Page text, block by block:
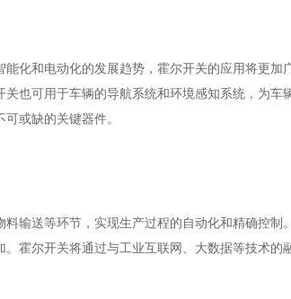
化和电动化的发展趋势，霍尔开关的应用将更
也可用于车辆的导航系统和环境感知系统，为
或缺的关键器件。
输送等环节，实现生产过程的自动化和精确控
尔开关将通过与工业互联网、大数据等技术的